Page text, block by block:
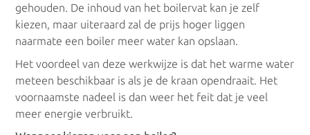
gehouden. De inhoud van het boilervat kan je zelf
kiezen, maar uiteraard zal de prijs hoger liggen
naarmate een boiler meer water kan opslaan.
Het voordeel van deze werkwijze is dat het warme water
meteen beschikbaar is als je de kraan opendraait. Het
voornaamste nadeel is dan weer het feit dat je veel
meer energie verbruikt.